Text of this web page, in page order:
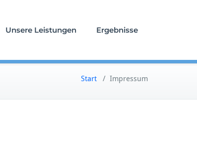
Unsere Leistungen Ergebnisse
Start / Impressum